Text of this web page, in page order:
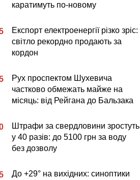
каратимуть по-новому
Експорт електроенергії різко зріс:
світло рекордно продають за
кордон
Рух проспектом Шухевича
частково обмежать майже на
місяць: від Рейгана до Бальзака
Штрафи за свердловини зростуть
у 40 разів: до 5100 грн за воду
без дозволу
До +29° на вихідних: синоптики